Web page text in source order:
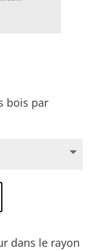
bois par
dans le rayon